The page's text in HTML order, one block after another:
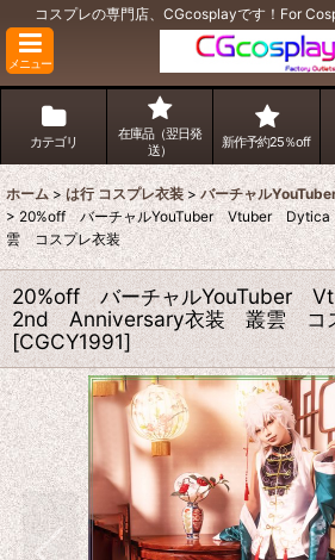
コスプレの専門店、CGcosplayです！For
メニュー
カテゴリ
在庫品（翌日発
送）
新作予約25％off
ホーム > は行 コスプレ衣装 > バーチャル
> 20%off バーチャルYouTuber Vtuber
雲 コスプレ衣装
20%off バーチャルYouTuber
2nd Anniversary衣装 叢雲 コ
[CGCY1991]